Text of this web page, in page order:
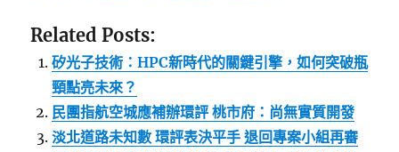
Related Posts:
矽光子技術：HPC新時代的關鍵引擎，如何突破瓶
頸點亮未來？
民團指航空城應補辦環評 桃市府：尚無實質開發
淡北道路未知數 環評表決平手 退回專案小組再審